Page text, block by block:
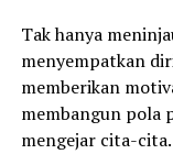
Tak hanya
menyempatkan
memberikan
membangun pola
mengejar cita-cita.